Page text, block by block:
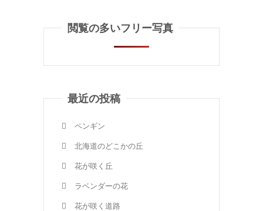
閲覧の多いフリー写真
最近の投稿
ペンギン
北海道のどこかの丘
花が咲く丘
ラベンダーの花
花が咲く道路